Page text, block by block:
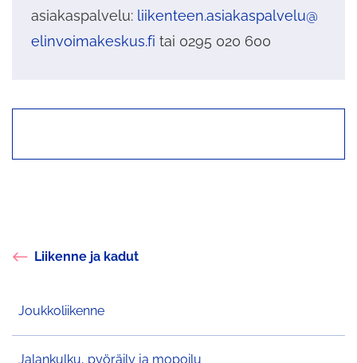
Liikenne ja kadut
Joukkoliikenne
Jalankulku, pyöräily ja mopoilu
asiakaspalvelu: liikenteen.asiakaspalvelu@
elinvoimakeskus.fi tai 0295 020 600